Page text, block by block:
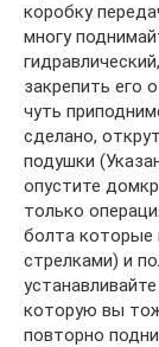
коробку
многу
закрепить его
чуть
сделано,
подушки
опустите
только
болта которые
стрелками) и
которую вы
повторно